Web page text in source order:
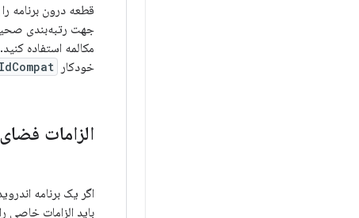
قطعه درون برنامه را
جهت رتبه‌بندی
مکالمه استفاده کنید.
خودکار
الزامات فضای مکالمه
باید الزامات خاصی